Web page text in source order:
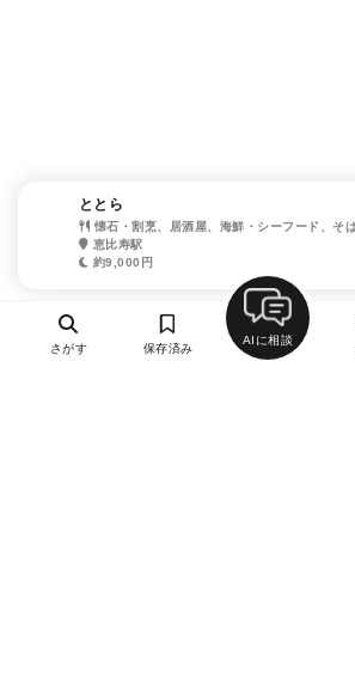
ととら
懐石・割烹、居酒屋、海鮮・シーフード、そ
恵比寿駅
約9,000円
さがす 保存済み
AIに相談